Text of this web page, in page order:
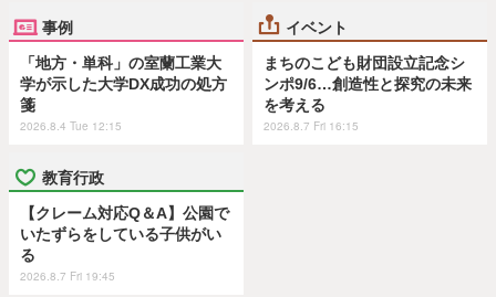
事例
「地方・単科」の室蘭工業大
学が示した大学DX成功の処方
箋
2026.8.4 Tue 12:15
イベント
まちのこども財団設立記念シ
ンポ9/6…創造性と探究の未来
を考える
2026.8.7 Fri 16:15
教育行政
【クレーム対応Q＆A】公園で
いたずらをしている子供がい
る
2026.8.7 Fri 19:45